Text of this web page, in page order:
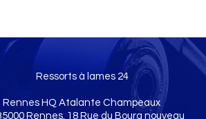
Ressorts à lames 24
Rennes HQ Atalante Champeaux
Rennes, 18 Rue du Bourg nouveau